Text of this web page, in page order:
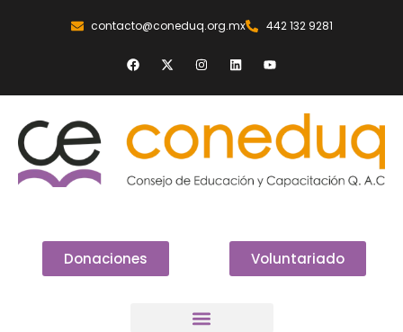
contacto@coneduq.org.mx 442 132 9281
Donaciones Voluntariado